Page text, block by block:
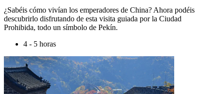
¿Sabéis cómo vivían los emperadores de China? Ahora podéis
descubrirlo disfrutando de esta visita guiada por la Ciudad
Prohibida, todo un símbolo de Pekín.
4 - 5 horas